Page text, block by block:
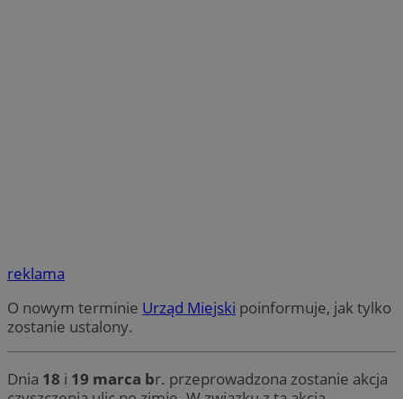
reklama
O nowym terminie Urząd Miejski poinformuje, jak tylko
zostanie ustalony.
Dnia 18 i 19 marca br. przeprowadzona zostanie akcja